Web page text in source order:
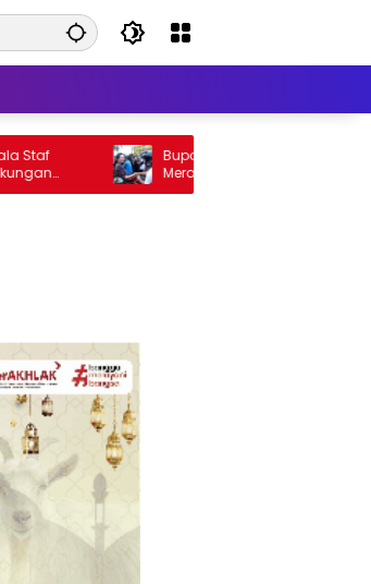
Bupati Karolin Bagikan Ribuan
Merah Putih di Landak, Ajak
Jaga Persatuan